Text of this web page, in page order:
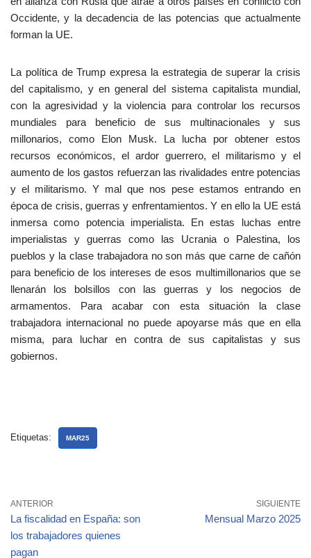
Occidente, y la decadencia de las potencias que actualmente
forman la UE.
La política de Trump expresa la estrategia de superar la crisis
del capitalismo, y en general del sistema capitalista mundial,
con la agresividad y la violencia para controlar los recursos
mundiales para beneficio de sus multinacionales y sus
millonarios, como Elon Musk. La lucha por obtener estos
recursos económicos, el ardor guerrero, el militarismo y el
aumento de los gastos refuerzan las rivalidades entre potencias
y el militarismo. Y mal que nos pese estamos entrando en
época de crisis, guerras y enfrentamientos. Y en ello la UE está
inmersa como potencia imperialista. En estas luchas entre
imperialistas y guerras como las Ucrania o Palestina, los
pueblos y la clase trabajadora no son más que carne de cañón
para beneficio de los intereses de esos multimillonarios que se
llenarán los bolsillos con las guerras y los negocios de
armamentos. Para acabar con esta situación la clase
trabajadora internacional no puede apoyarse más que en ella
misma, para luchar en contra de sus capitalistas y sus
gobiernos.
Etiquetas: MAR25
ANTERIOR
La fiscalidad en España: son
los trabajadores quienes
pagan
SIGUIENTE
Mensual Marzo 2025